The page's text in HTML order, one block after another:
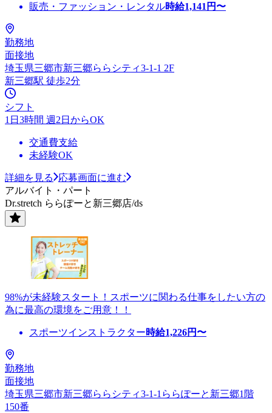
販売・ファッション・レンタル時給1,141 円〜
勤務地
面接地
埼玉県三郷市新三郷ららシティ3-1-1 2F
新三郷駅 徒歩2分
シフト
1日3時間 週2日からOK
交通費支給
未経験OK
詳細を見る
応募画面に進む
アルバイト・パート
Dr.stretch ららぽーと新三郷店/ds
98%が未経験スタート！スポーツに関わる仕事をしたい方の
為に最高の環境をご用意！！
スポーツインストラクター時給1,226円〜
勤務地
面接地
埼玉県三郷市新三郷ららシティ3-1-1ららぽーと新三郷1階
150番